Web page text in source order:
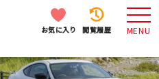
お気に入り 閲覧履歴 MENU